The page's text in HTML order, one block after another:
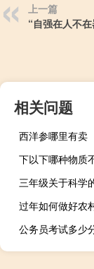
上一篇
“自强在人不
相关问题
西洋参哪里有卖
过年如何做好农
公务员考试多少